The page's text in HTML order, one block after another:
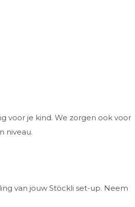
voor je kind. We zorgen ook voor
niveau.
van jouw Stöckli set-up. Neem